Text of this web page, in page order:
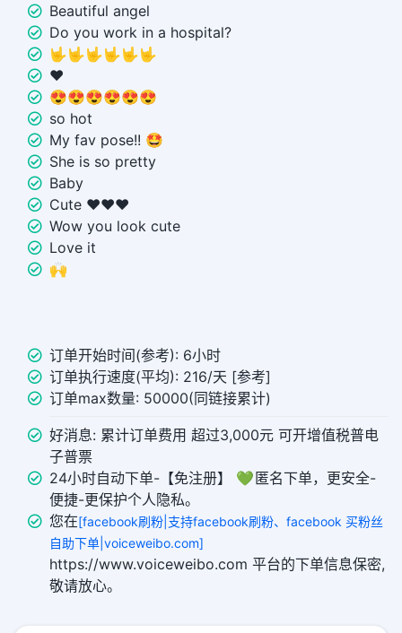
Beautiful angel
Do you work in a hospital?
🤟🤟🤟🤟🤟🤟
❤️
😍😍😍😍😍😍
so hot
My fav pose!! 🤩
She is so pretty
Baby
Cute ❤️❤️❤️
Wow you look cute
Love it
🙌
订单开始时间(参考): 6小时
订单执行速度(平均): 216/天 [参考]
订单max数量: 50000(同链接累计)
好消息: 累计订单费用 超过3,000元 可开增值税普电
子普票
24小时自动下单-【免注册】 💚 匿名下单，更安全-
便捷-更保护个人隐私。
您在[facebook刷粉|支持facebook刷粉、facebook 买粉丝
自助下单|voiceweibo.com]
https://www.voiceweibo.com 平台的下单信息保密,
敬请放心。